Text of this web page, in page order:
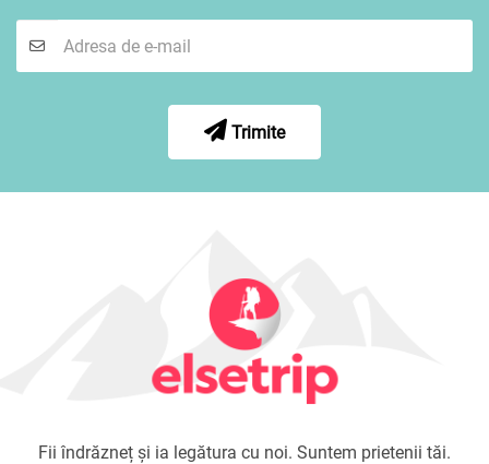
Trimite
Fii îndrăzneț și ia legătura cu noi. Suntem prietenii tăi.